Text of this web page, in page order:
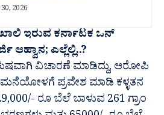
2026
ಇರುವ ಕರ್ನಾಟಕ ಒನ್
ಆಹ್ವಾನ; ಎಲ್ಲೆಲ್ಲಿ..?
ವಿಚಾರಣೆ ಮಾಡಿದ್ದು, ಆರೋಪಿ
ಪ್ರವೇಶ ಮಾಡಿ ಕಳ್ಳತನ
ರೂ ಬೆಲೆ ಬಾಳುವ 261 ಗ್ರಾಂ